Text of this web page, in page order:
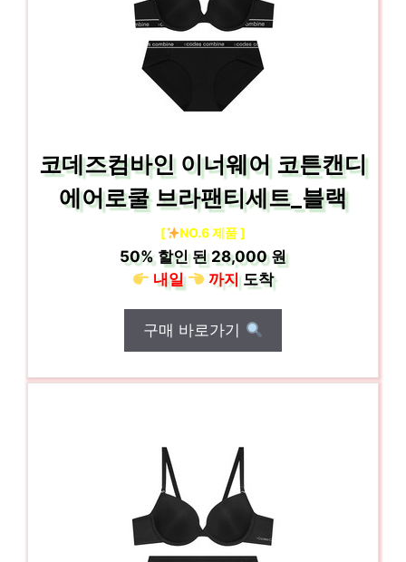
코데즈컴바인 이너웨어 코튼캔디
에어로쿨 브라팬티세트_블랙
[ NO.6 제품 ]
50%할인 된28,000 원
내일
까지도착
구매 바로가기